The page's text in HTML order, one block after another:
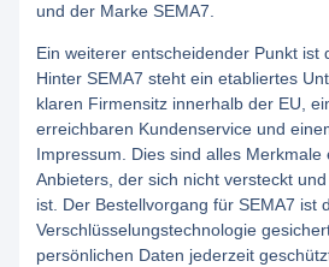
und der Marke SEMA7.
Ein weiterer entscheidender Punkt ist
Hinter SEMA7 steht ein etabliertes
klaren Firmensitz innerhalb der EU,
erreichbaren Kundenservice und
Impressum. Dies sind alles Merkmale
Anbieters, der sich nicht versteckt
ist. Der Bestellvorgang für SEMA7 ist
Verschlüsselungstechnologie
persönlichen Daten jederzeit